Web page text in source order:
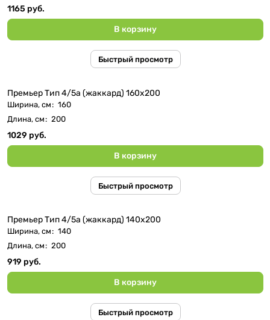
1165 руб.
В корзину
Быстрый просмотр
Премьер Тип 4/5а (жаккард) 160x200
Ширина, см: 160
Длина, см: 200
1029 руб.
В корзину
Быстрый просмотр
Премьер Тип 4/5а (жаккард) 140x200
Ширина, см: 140
Длина, см: 200
919 руб.
В корзину
Быстрый просмотр